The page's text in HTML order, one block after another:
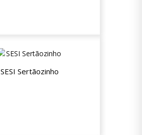
SESI Sertãozinho